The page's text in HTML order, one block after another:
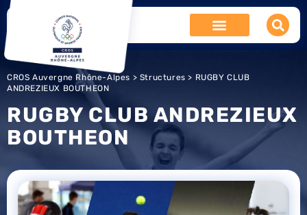
CROS Auvergne Rhône-Alpes > Structures > RUGBY CLUB
ANDREZIEUX BOUTHEON
RUGBY CLUB ANDREZIEUX
BOUTHEON